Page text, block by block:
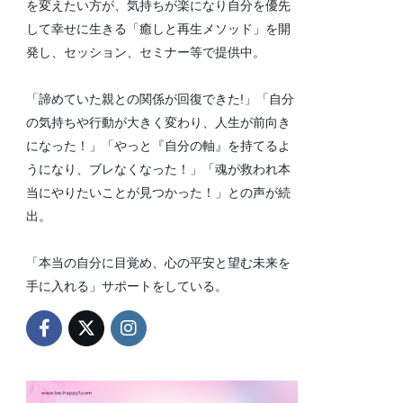
を変えたい方が、気持ちが楽になり自分を優先
して幸せに生きる「癒しと再生メソッド」を開
発し、セッション、セミナー等で提供中。
「諦めていた親との関係が回復できた!」「自分
の気持ちや行動が大きく変わり、人生が前向き
になった！」「やっと『自分の軸』を持てるよ
うになり、ブレなくなった！」「魂が救われ本
当にやりたいことが見つかった！」との声が続
出。
「本当の自分に目覚め、心の平安と望む未来を
手に入れる」サポートをしている。